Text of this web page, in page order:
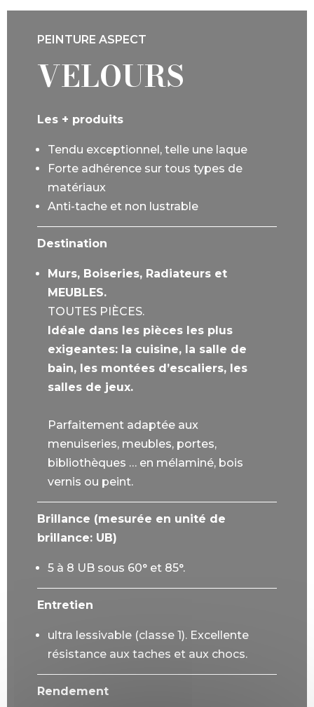
PEINTURE ASPECT
VELOURS
Les + produits
Tendu exceptionnel, telle une laque
Forte adhérence sur tous types de
matériaux
Anti-tache et non lustrable
Destination
Murs, Boiseries, Radiateurs et
MEUBLES.
TOUTES PIÈCES.
Idéale dans les pièces les plus
exigeantes: la cuisine, la salle de
bain, les montées d’escaliers, les
salles de jeux.
Parfaitement adaptée aux
menuiseries, meubles, portes,
bibliothèques … en mélaminé, bois
vernis ou peint.
Brillance (mesurée en unité de
brillance: UB)
5 à 8 UB sous 60° et 85°.
Entretien
ultra lessivable (classe 1). Excellente
résistance aux taches et aux chocs.
Rendement